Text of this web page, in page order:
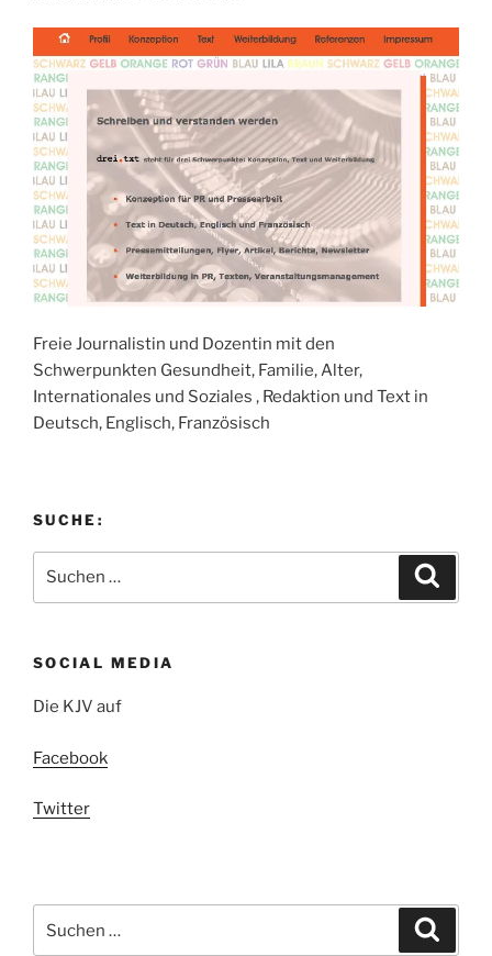
Freie Journalistin und Dozentin mit den
Schwerpunkten Gesundheit, Familie, Alter,
Internationales und Soziales , Redaktion und Text in
Deutsch, Englisch, Französisch
SUCHE:
nach:
SOCIAL MEDIA
Die KJV auf
Facebook
Twitter
nach: